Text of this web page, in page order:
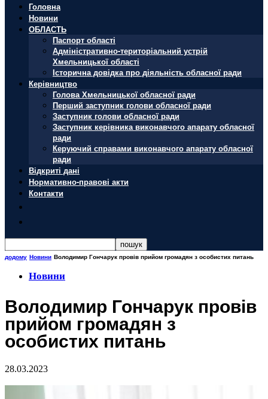
Головна
Новини
ОБЛАСТЬ
Паспорт області
Адміністративно-територіальний устрій
Хмельницької області
Історична довідка про діяльність обласної ради
Керівництво
Голова Хмельницької обласної ради
Перший заступник голови обласної ради
Заступник голови обласної ради
Заступник керівника виконавчого апарату обласної
ради
Керуючий справами виконавчого апарату обласної
ради
Відкриті дані
Нормативно-правові акти
Контакти
додому Новини Володимир Гончарук провів прийом громадян з особистих питань
Новини
Володимир Гончарук провів
прийом громадян з
особистих питань
28.03.2023